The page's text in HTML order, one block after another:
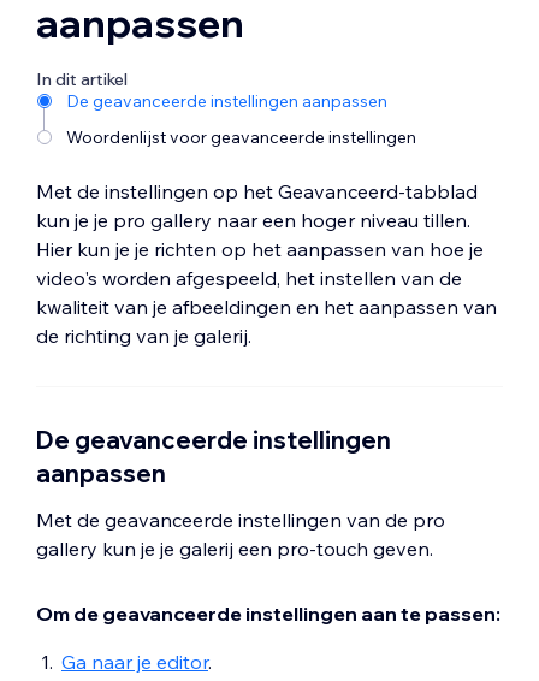
aanpassen
In dit artikel
De geavanceerde instellingen aanpassen
Woordenlijst voor geavanceerde instellingen
Met de instellingen op het Geavanceerd-tabblad
kun je je pro gallery naar een hoger niveau tillen.
Hier kun je je richten op het aanpassen van hoe je
video's worden afgespeeld, het instellen van de
kwaliteit van je afbeeldingen en het aanpassen van
de richting van je galerij.
De geavanceerde instellingen
aanpassen
Met de geavanceerde instellingen van de pro
gallery kun je je galerij een pro-touch geven.
Om de geavanceerde instellingen aan te passen:
Ga naar je editor.